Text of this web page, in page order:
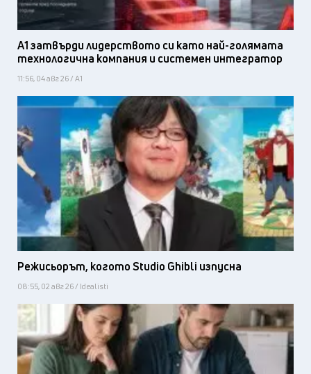
А1 затвърди лидерството си като най-голямата
технологична компания и системен интегратор
11:56, 04 авг 26 / А1
Режисьорът, когото Studio Ghibli изпусна
08:55, 02 авг 26 / Idealisti